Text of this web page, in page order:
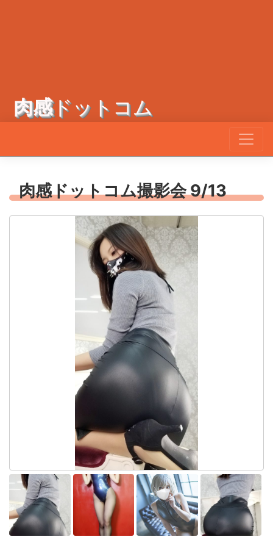
肉感ドットコム
肉感ドットコム撮影会 9/13